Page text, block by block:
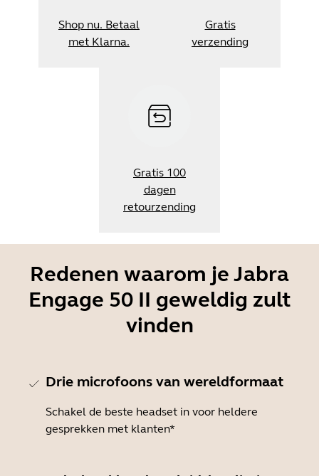
Shop nu. Betaal
met Klarna.
Gratis
verzending
Gratis 100
dagen
retourzending
Redenen waarom je Jabra
Engage 50 II geweldig zult
vinden
Drie microfoons van wereldformaat
Schakel de beste headset in voor heldere
gesprekken met klanten*